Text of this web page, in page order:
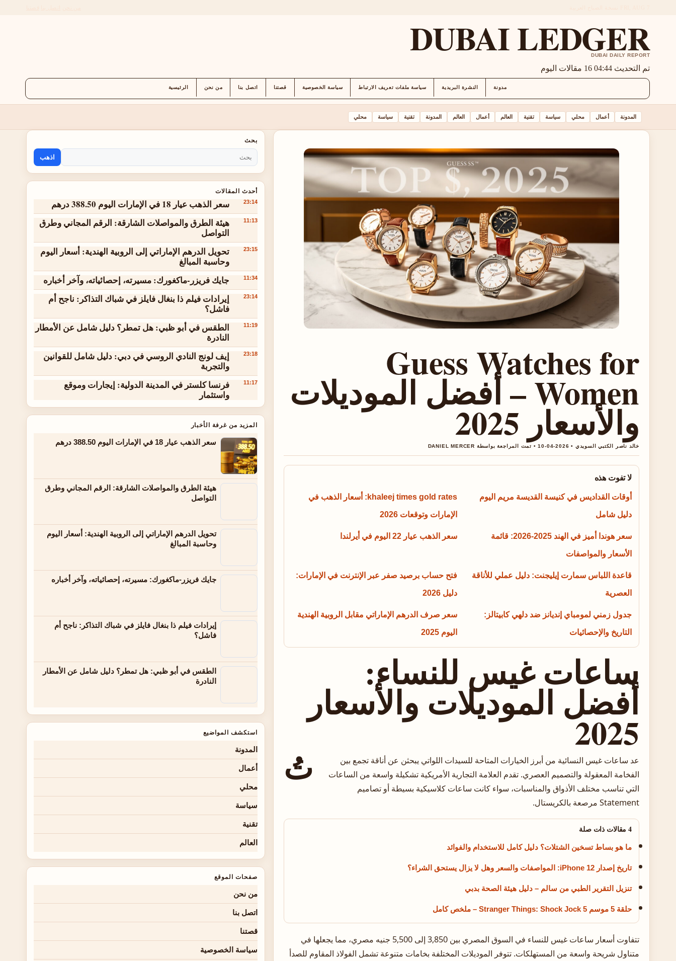
DUBAI LEDGER
DUBAI DAILY REPORT
تم التحديث 04:44 16 مقالات اليوم
الرئيسية من نحن اتصل بنا قصتنا سياسة الخصوصية سياسة ملفات تعريف الارتباط النشرة البريدية مدونة
المدونة أعمال محلي سياسة تقنية العالم أعمال العالم المدونة تقنية سياسة محلي
Guess Watches for
Women – أفضل الموديلات
والأسعار 2025
خالد ناصر الكتبي السويدي • 2026-04-10 • تمت المراجعة بواسطة DANIEL MERCER
لا تفوت هذه
أوقات القداديس في كنيسة القديسة مريم اليوم
دليل شامل
khaleej times gold rates: أسعار الذهب في
الإمارات وتوقعات 2026
سعر هوندا أميز في الهند 2025-2026: قائمة
الأسعار والمواصفات
سعر الذهب عيار 22 اليوم في أيرلندا
قاعدة اللباس سمارت إيليجنت: دليل عملي للأناقة
العصرية
فتح حساب برصيد صفر عبر الإنترنت في الإمارات:
دليل 2026
جدول زمني لمومباي إنديانز ضد دلهي كابيتالز:
التاريخ والإحصائيات
سعر صرف الدرهم الإماراتي مقابل الروبية الهندية
اليوم 2025
ساعات غيس للنساء:
أفضل الموديلات والأسعار
2025
تُ
عد ساعات غيس النسائية من أبرز الخيارات المتاحة للسيدات اللواتي يبحثن عن أناقة تجمع بين
الفخامة المعقولة والتصميم العصري. تقدم العلامة التجارية الأمريكية تشكيلة واسعة من الساعات
التي تناسب مختلف الأذواق والمناسبات، سواء كانت ساعات كلاسيكية بسيطة أو تصاميم
Statement مرصعة بالكريستال.
4 مقالات ذات صلة
ما هو بساط تسخين الشتلات؟ دليل كامل للاستخدام والفوائد
تاريخ إصدار iPhone 12: المواصفات والسعر وهل لا يزال يستحق الشراء؟
تنزيل التقرير الطبي من سالم – دليل هيئة الصحة بدبي
حلقة 5 موسم 5 Stranger Things: Shock Jock – ملخص كامل
تتفاوت أسعار ساعات غيس للنساء في السوق المصري بين 3,850 إلى 5,500 جنيه مصري، مما يجعلها في
متناول شريحة واسعة من المستهلكات. تتوفر الموديلات المختلفة بخامات متنوعة تشمل الفولاذ المقاوم للصدأ
بحث
اذهب
أحدث المقالات
23:14 سعر الذهب عيار 18 في الإمارات اليوم 388.50 درهم
11:13
هيئة الطرق والمواصلات الشارقة: الرقم المجاني وطرق
التواصل
23:15
تحويل الدرهم الإماراتي إلى الروبية الهندية: أسعار اليوم
وحاسبة المبالغ
11:34 جايك فريزر-ماكغورك: مسيرته، إحصائياته، وآخر أخباره
23:14
إيرادات فيلم ذا بنغال فايلز في شباك التذاكر: ناجح أم
فاشل؟
11:19
الطقس في أبو ظبي: هل تمطر؟ دليل شامل عن الأمطار
النادرة
23:18
إيف لونج النادي الروسي في دبي: دليل شامل للقوانين
والتجربة
11:17
فرنسا كلستر في المدينة الدولية: إيجارات وموقع
واستثمار
المزيد من غرفة الأخبار
سعر الذهب عيار 18 في الإمارات اليوم 388.50 درهم
هيئة الطرق والمواصلات الشارقة: الرقم المجاني وطرق
التواصل
تحويل الدرهم الإماراتي إلى الروبية الهندية: أسعار اليوم
وحاسبة المبالغ
جايك فريزر-ماكغورك: مسيرته، إحصائياته، وآخر أخباره
إيرادات فيلم ذا بنغال فايلز في شباك التذاكر: ناجح أم
فاشل؟
الطقس في أبو ظبي: هل تمطر؟ دليل شامل عن الأمطار
النادرة
استكشف المواضيع
المدونة
أعمال
محلي
سياسة
تقنية
العالم
صفحات الموقع
من نحن
اتصل بنا
قصتنا
سياسة الخصوصية